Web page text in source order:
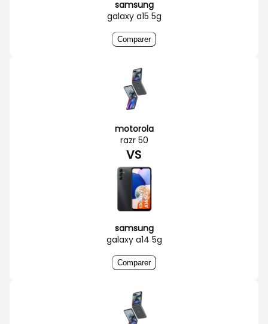
samsung
galaxy a15 5g
Comparer
motorola
razr 50
VS
samsung
galaxy a14 5g
Comparer